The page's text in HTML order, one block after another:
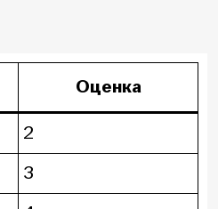
Оценка
2
3